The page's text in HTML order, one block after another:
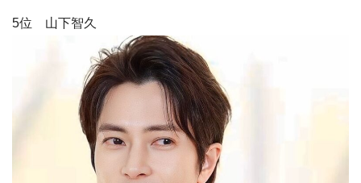
5位 山下智久